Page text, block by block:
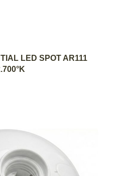
AL CARRITO
LED SPOT AR111